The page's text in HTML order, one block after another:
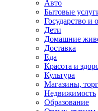
Авто
Бытовые
Государство и
Дети
Домашние
Доставка
Еда
Красота и
Культура
Магазины,
Недвижимость
Образование